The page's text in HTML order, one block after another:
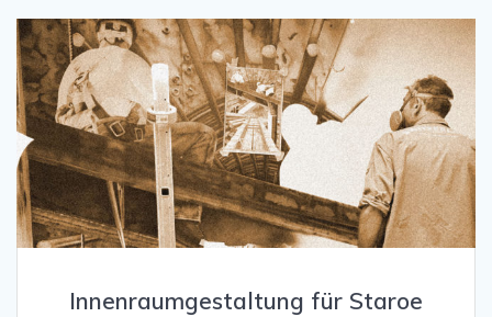
Innenraumgestaltung für Staroe